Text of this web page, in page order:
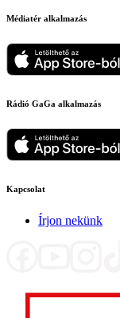
Médiatér alkalmazás
Rádió GaGa alkalmazás
Kapcsolat
Írjon nekünk